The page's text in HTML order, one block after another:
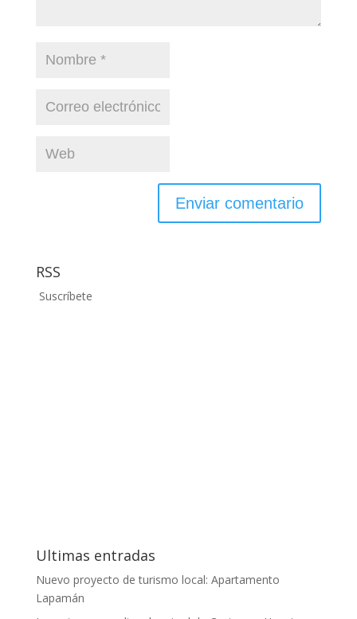
RSS
Suscríbete
Ultimas entradas
Nuevo proyecto de turismo local: Apartamento
Lapamán